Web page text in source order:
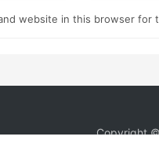
website in this browser for
Copyright